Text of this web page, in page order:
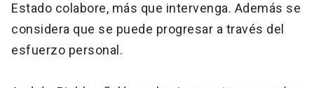
Estado colabore, más que intervenga. Además se
considera que se puede progresar a través del
esfuerzo personal.